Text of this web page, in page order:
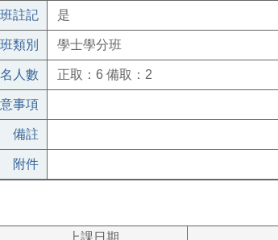
註記 是
類別 學士學分班
人數 正取：6 備取：2
意事項
備註
附件